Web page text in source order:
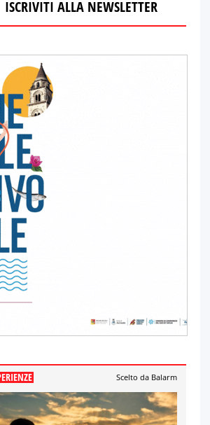
ISCRIVITI ALLA NEWSLETTER
Scelto da Balarm